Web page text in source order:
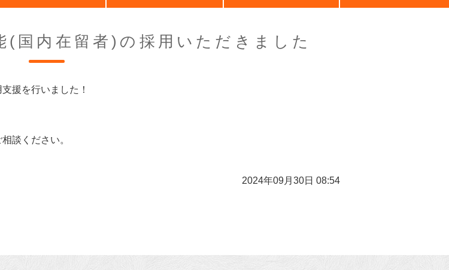
(国内在留者)の採用いただきました
援を行いました！
談ください。
2024年09月30日 08:54